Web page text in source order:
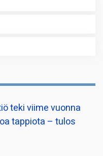
teki viime vuonna
tappiota – tulos